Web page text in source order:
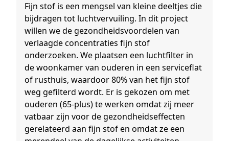
Fijn stof is een mengsel van kleine deeltjes die
bijdragen tot luchtvervuiling. In dit project
willen we de gezondheidsvoordelen van
verlaagde concentraties fijn stof
onderzoeken. We plaatsen een luchtfilter in
de woonkamer van ouderen in een serviceflat
of rusthuis, waardoor 80% van het fijn stof
weg gefilterd wordt. Er is gekozen om met
ouderen (65-plus) te werken omdat zij meer
vatbaar zijn voor de gezondheidseffecten
gerelateerd aan fijn stof en omdat ze een